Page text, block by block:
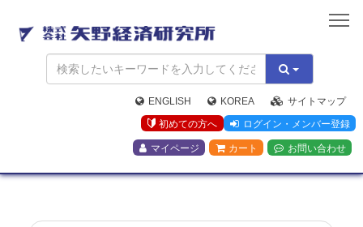
矢
野
経
済
研
究
所
ENGLISH KOREA
サイトマップ
初めての方へ
ログイン・メンバー登録
マイページ カート お問い合わせ